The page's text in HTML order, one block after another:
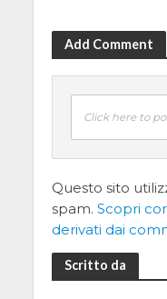
Add Comment
Click here to
Questo sito
spam. Scopri
derivati dai
Scritto da